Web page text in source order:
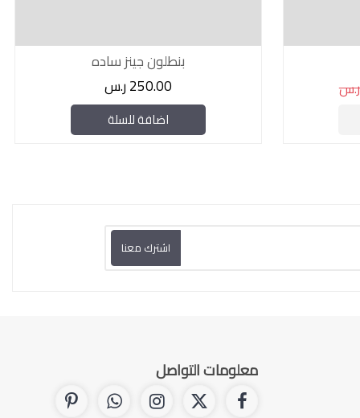
بنطلون جينز ساده
250.00 ر.س
اضافة للسلة
معلومات التواصل